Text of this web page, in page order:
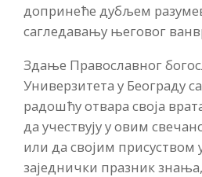
допринеће дубљем
сагледавању његовог
Здање Православног
Универзитета у Београду
радошћу отвара своја
да учествују у овим
или да својим присуством
заједнички празник